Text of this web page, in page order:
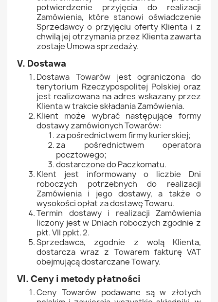
potwierdzenie przyjęcia do realizacji
Zamówienia, które stanowi oświadczenie
Sprzedawcy o przyjęciu oferty Klienta i z
chwilą jej otrzymania przez Klienta zawarta
zostaje Umowa sprzedaży.
V. Dostawa
Dostawa Towarów jest ograniczona do
terytorium Rzeczypospolitej Polskiej oraz
jest realizowana na adres wskazany przez
Klienta w trakcie składania Zamówienia.
Klient może wybrać następujące formy
dostawy zamówionych Towarów:
za pośrednictwem firmy kurierskiej;
za pośrednictwem operatora
pocztowego;
dostarczone do Paczkomatu.
Klent jest informowany o liczbie Dni
roboczych potrzebnych do realizacji
Zamówienia i jego dostawy, a także o
wysokości opłat za dostawę Towaru.
Termin dostawy i realizacji Zamówienia
liczony jest w Dniach roboczych zgodnie z
pkt. VII ppkt. 2.
Sprzedawca, zgodnie z wolą Klienta,
dostarcza wraz z Towarem fakturę VAT
obejmującą dostarczane Towary.
VI. Ceny i metody płatności
Ceny Towarów podawane są w złotych